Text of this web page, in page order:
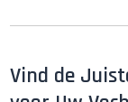
Vind de